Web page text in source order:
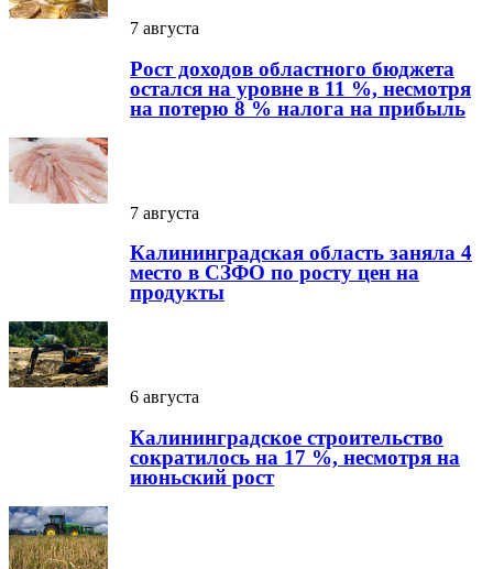
7 августа
Рост доходов областного бюджета
остался на уровне в 11 %, несмотря
на потерю 8 % налога на прибыль
7 августа
Калининградская область заняла 4
место в СЗФО по росту цен на
продукты
6 августа
Калининградское строительство
сократилось на 17 %, несмотря на
июньский рост